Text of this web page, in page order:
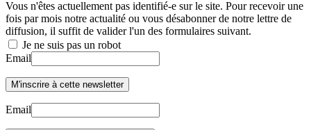
Vous n'êtes actuellement pas identifié-e sur le site. Pour recevoir une
fois par mois notre actualité ou vous désabonner de notre lettre de
diffusion, il suffit de valider l'un des formulaires suivant.
Je ne suis pas un robot
Email
Email